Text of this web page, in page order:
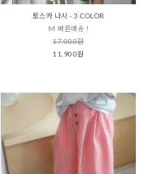
토스카 나시 - 3 COLOR
M 빠른배송 !
17,000원
11,900원